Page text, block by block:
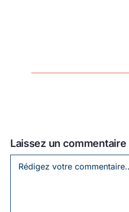
Laissez un commentaire
Laissez